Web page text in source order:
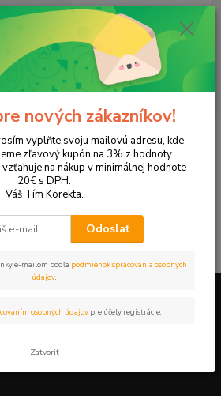
Menu
Hľadať
ks
za 0,00 EUR
Panasonic KX-FPG371
nových zákazníkov!
vyplňte svoju mailovú adresu, kde
zľavový kupón na 3% z hodnoty
na nákup v minimálnej hodnote
20€ s DPH.
Váš Tím Korekta.
Odoslať
e-mailom podľa podmienok spracovania osobných
údajov.
osobných údajov pre účely registrácie.
Zatvoriť